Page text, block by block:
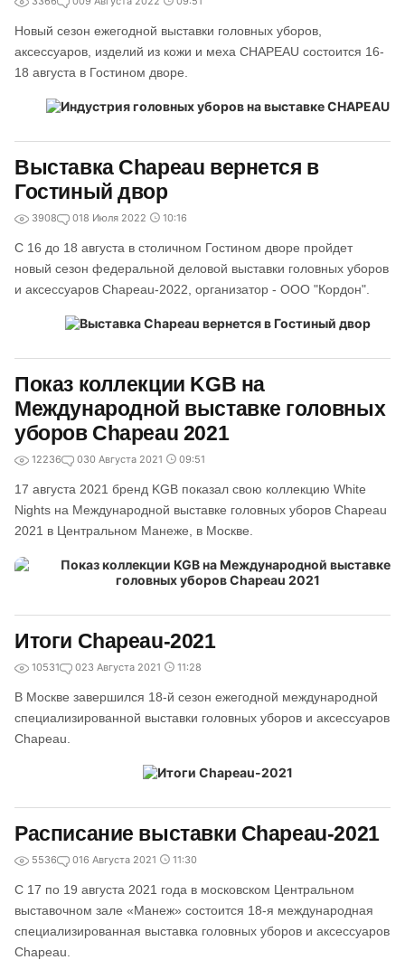
Новый сезон ежегодной выставки головных уборов,
аксессуаров, изделий из кожи и меха CHAPEAU состоится 16-
18 августа в Гостином дворе.
Выставка Chapeau вернется в
Гостиный двор
3908 018 Июля 2022 10:16
С 16 до 18 августа в столичном Гостином дворе пройдет
новый сезон федеральной деловой выставки головных уборов
и аксессуаров Сhapeau-2022, организатор - ООО "Кордон".
Показ коллекции KGB на
Международной выставке головных
уборов Chapeau 2021
12236 030 Августа 2021 09:51
17 августа 2021 бренд KGB показал свою коллекцию White
Nights на Международной выставке головных уборов Chapeau
2021 в Центральном Манеже, в Москве.
Итоги Chapeau-2021
10531 023 Августа 2021 11:28
В Москве завершился 18-й сезон ежегодной международной
специализированной выставки головных уборов и аксессуаров
Chapeau.
Расписание выставки Chapeau-2021
5536 016 Августа 2021 11:30
С 17 по 19 августа 2021 года в московском Центральном
выставочном зале «Манеж» состоится 18-я международная
специализированная выставка головных уборов и аксессуаров
Chapeau.